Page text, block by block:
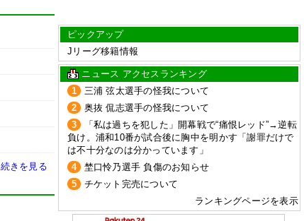
続きを見る
ピックアップ
Jリーグ移籍情報
ニュース アクセスランキング
1
三浦 弦太選手の怪我について
2
奥抜 侃志選手の怪我について
3
「私は過ちを犯した」開幕戦で“痛恨レッド”→逆転
負け。浦和10番が試合後に胸中を明かす「謝罪だけで
は不十分なのは分かっています」
4
埜口怜乃選手 負傷のお知らせ
5
チケット完売について
ランキングページを表示